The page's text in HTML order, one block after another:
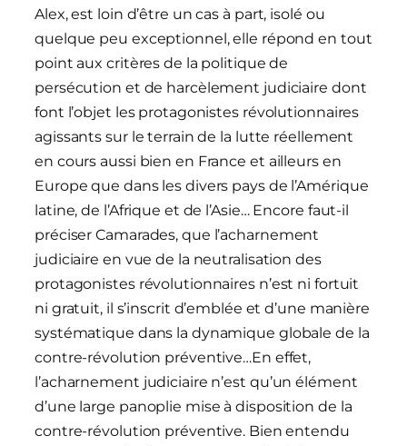
Alex, est loin d’être un cas à part, isolé ou
quelque peu exceptionnel, elle répond en tout
point aux critères de la politique de
persécution et de harcèlement judiciaire dont
font l’objet les protagonistes révolutionnaires
agissants sur le terrain de la lutte réellement
en cours aussi bien en France et ailleurs en
Europe que dans les divers pays de l’Amérique
latine, de l’Afrique et de l’Asie… Encore faut-il
préciser Camarades, que l’acharnement
judiciaire en vue de la neutralisation des
protagonistes révolutionnaires n’est ni fortuit
ni gratuit, il s’inscrit d’emblée et d’une manière
systématique dans la dynamique globale de la
contre-révolution préventive…En effet,
l’acharnement judiciaire n’est qu’un élément
d’une large panoplie mise à disposition de la
contre-révolution préventive. Bien entendu